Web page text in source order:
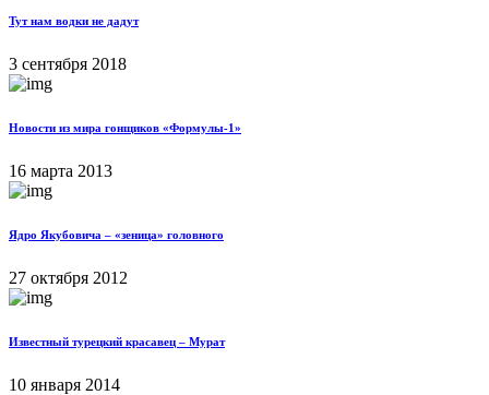
Тут нам водки не дадут
3 сентября 2018
Новости из мира гонщиков «Формулы-1»
16 марта 2013
Ядро Якубовича – «зеница» головного
27 октября 2012
Известный турецкий красавец – Мурат
10 января 2014